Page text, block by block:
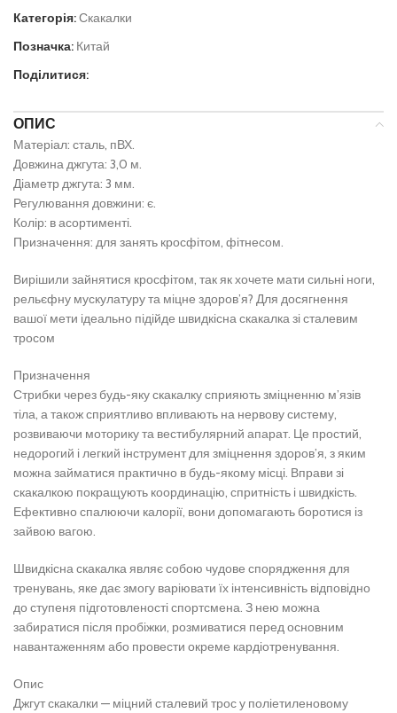
Категорія:Скакалки
Позначка: Китай
Поділитися:
ОПИС
Матеріал: сталь, пВХ.
Довжина джгута: 3,0 м.
Діаметр джгута: 3 мм.
Регулювання довжини: є.
Колір: в асортименті.
Призначення: для занять кросфітом, фітнесом.
Вирішили зайнятися кросфітом, так як хочете мати сильні ноги,
рельєфну мускулатуру та міцне здоров’я? Для досягнення
вашої мети ідеально підійде швидкісна скакалка зі сталевим
тросом
Призначення
Стрибки через будь-яку скакалку сприяють зміцненню м’язів
тіла, а також сприятливо впливають на нервову систему,
розвиваючи моторику та вестибулярний апарат. Це простий,
недорогий і легкий інструмент для зміцнення здоров’я, з яким
можна займатися практично в будь-якому місці. Вправи зі
скакалкою покращують координацію, спритність і швидкість.
Ефективно спалюючи калорії, вони допомагають боротися із
зайвою вагою.
Швидкісна скакалка являє собою чудове спорядження для
тренувань, яке дає змогу варіювати їх інтенсивність відповідно
до ступеня підготовленості спортсмена. З нею можна
забиратися після пробіжки, розмиватися перед основним
навантаженням або провести окреме кардіотренування.
Опис
Джгут скакалки — міцний сталевий трос у поліетиленовому